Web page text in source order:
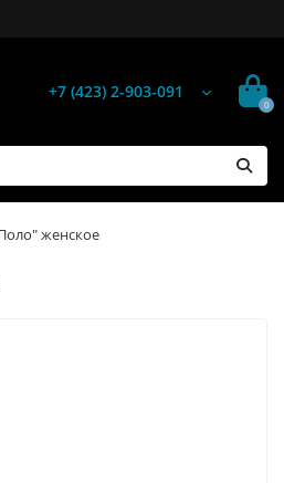
+7 (423) 2-903-091
0
женское